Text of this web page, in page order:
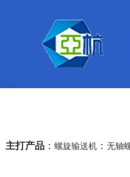
主打产品 ： 螺旋输送机 ： 无轴